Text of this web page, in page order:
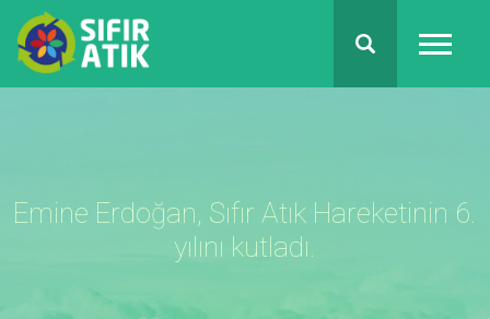
Emine Erdoğan, Sıfır Atık Hareketinin 6.
yılını kutladı.